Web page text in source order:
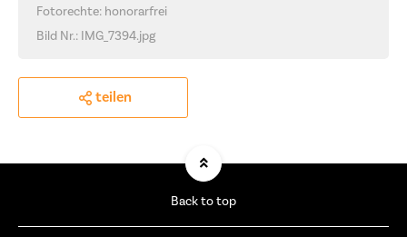
Fotorechte: honorarfrei
Bild Nr.: IMG_7394.jpg
teilen
Back to top